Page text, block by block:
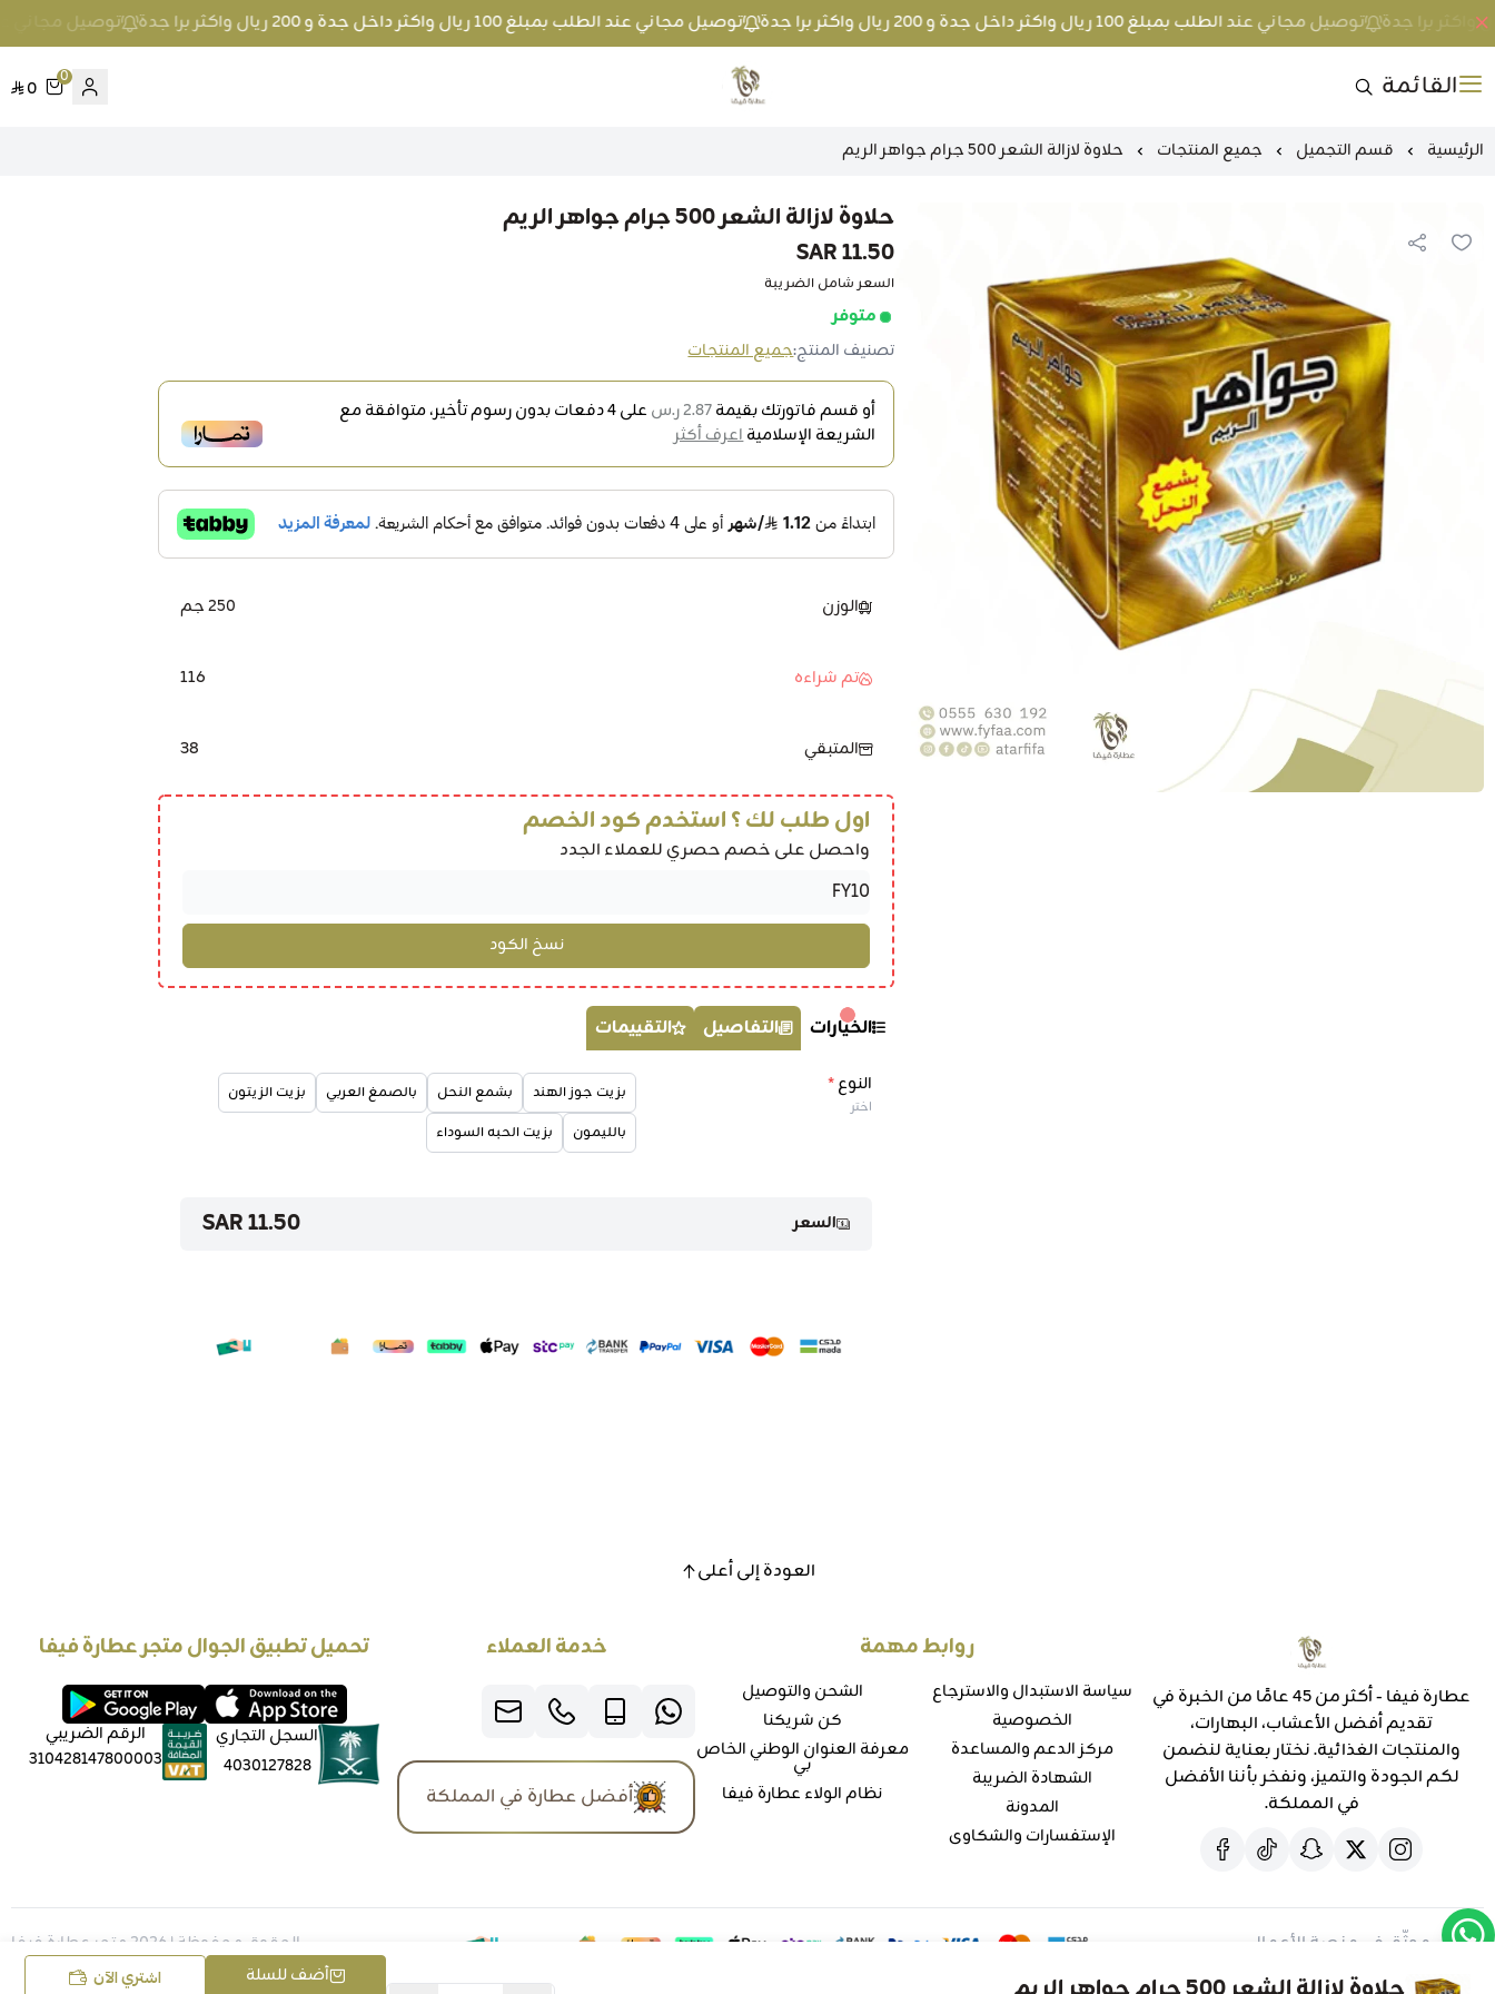
توصيل مجاني عند الطلب بمبلغ 100 ريال واكثر داخل جدة و 200 ريال واكثر برا جدة توصيل مجاني عند الطلب بمبلغ 100 ريال واكثر داخل جدة و 200 ريال واكثر برا جدة توصيل مجاني عند الطلب بمبلغ 100 ريال
القائمة متجر عطارة فيفا
0
0
الرئيسية قسم التجميل جميع المنتجات حلاوة لازالة الشعر 500 جرام جواهر الريم
حلاوة لازالة الشعر 500 جرام جواهر الريم
11.50 SAR
السعر شامل الضريبة
متوفر
تصنيف المنتج:جميع المنتجات
أو قسم فاتورتك بقيمة2.87 ر.س على4دفعات بدون رسوم تأخير، متوافقة مع
الشريعة الإسلاميةاعرف أكثر
الوزن 250 جم
تم شراءه 116
المتبقي 38
اول طلب لك ؟ استخدم كود الخصم
واحصل على خصم حصري للعملاء الجدد
أضف للسلة اشتري الآن
الخيارات التفاصيل التقييمات
النوع*
اختر
بزيت جوز الهند بشمع النحل بالصمغ العربي
بزيت الزيتون
بالليمون
بزيت الحبه السوداء
السعر 11.50 SAR
العودة إلى أعلى
عطارة فيفا - أكثر من 45 عامًا من الخبرة في
تقديم أفضل الأعشاب، البهارات،
والمنتجات الغذائية. نختار بعناية لنضمن
لكم الجودة والتميز، ونفخر بأننا الأفضل
في المملكة.
روابط مهمة
سياسة الاستبدال والاسترجاع
الخصوصية
مركز الدعم والمساعدة
الشهادة الضريبة
المدونة
الإستفسارات والشكاوي
الشحن والتوصيل
كن شريكنا
معرفة العنوان الوطني الخاص
بي
نظام الولاء عطارة فيفا
خدمة العملاء
أفضل عطارة في المملكة
تحميل تطبيق الجوال متجر عطارة فيفا
السجل التجاري
4030127828
الرقم الضريبي
310428147800003
موثّق في منصة الأعمال الحقوق محفوظة | 2026 متجر عطارة فيفا